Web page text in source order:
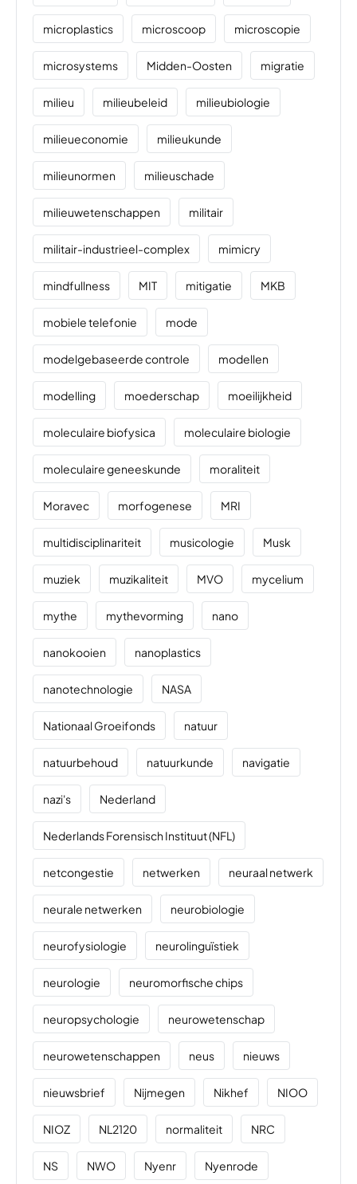
microplastics microscoop microscopie
microsystems Midden-Oosten migratie
milieu milieubeleid milieubiologie
milieueconomie milieukunde
milieunormen milieuschade
milieuwetenschappen militair
militair-industrieel-complex mimicry
mindfullness MIT mitigatie MKB
mobiele telefonie mode
modelgebaseerde controle modellen
modelling moederschap moeilijkheid
moleculaire biofysica moleculaire biologie
moleculaire geneeskunde moraliteit
Moravec morfogenese MRI
multidisciplinariteit musicologie Musk
muziek muzikaliteit MVO mycelium
mythe mythevorming nano
nanokooien nanoplastics
nanotechnologie NASA
Nationaal Groeifonds natuur
natuurbehoud natuurkunde navigatie
nazi's Nederland
Nederlands Forensisch Instituut (NFL)
netcongestie netwerken neuraal netwerk
neurale netwerken neurobiologie
neurofysiologie neurolinguïstiek
neurologie neuromorfische chips
neuropsychologie neurowetenschap
neurowetenschappen neus nieuws
nieuwsbrief Nijmegen Nikhef NIOO
NIOZ NL2120 normaliteit NRC
NS NWO Nyenr Nyenrode